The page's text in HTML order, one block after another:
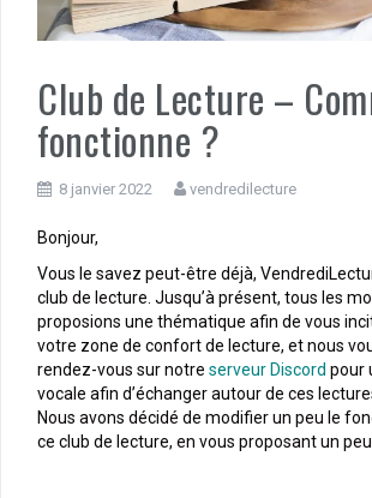
Club de Lecture –
fonctionne ?
8 janvier 2022 vendredilecture
Bonjour,
Vous le savez peut-être déjà,
club de lecture. Jusqu’à présent, tous les
proposions une thématique afin de vous
votre zone de confort de lecture, et nous
rendez-vous sur notre serveur Discord pour
vocale afin d’échanger autour de ces
Nous avons décidé de modifier un peu le
ce club de lecture, en vous proposant un